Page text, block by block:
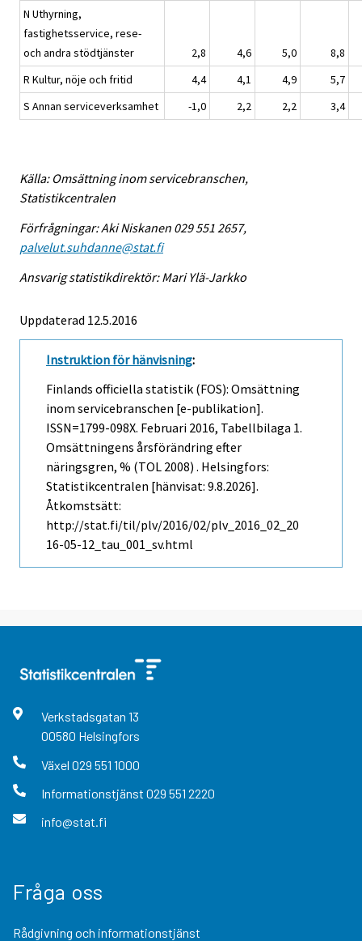
N Uthyrning,
fastighetsservice, rese-
och andra stödtjänster
2,8 4,6 5,0
8,8
R Kultur, nöje och fritid
4,4 4,1 4,9
5,7
S Annan serviceverksamhet
-1,0 2,2 2,2 3,4
Källa: Omsättning inom servicebranschen,
Statistikcentralen
Förfrågningar: Aki Niskanen 029 551 2657,
palvelut.suhdanne@stat.fi
Ansvarig statistikdirektör: Mari Ylä-Jarkko
Uppdaterad 12.5.2016
Instruktion för hänvisning:
Finlands officiella statistik (FOS): Omsättning
inom servicebranschen [e-publikation].
ISSN=1799-098X. Februari 2016, Tabellbilaga 1.
Omsättningens årsförändring efter
näringsgren, % (TOL 2008) . Helsingfors:
Statistikcentralen [hänvisat: 9.8.2026].
Åtkomstsätt:
http://stat.fi/til/plv/2016/02/plv_2016_02_20
16-05-12_tau_001_sv.html
Verkstadsgatan 13
00580 Helsingfors
Växel 029 551 1000
Informationstjänst 029 551 2220
info@stat.fi
Fråga oss
Rådgivning och informationstjänst